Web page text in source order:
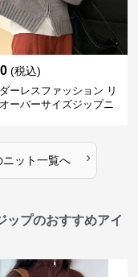
(税込)
ーレスファッション リ
ーバーサイズジップニ
ニット一覧へ ›
ップのおすすめアイ